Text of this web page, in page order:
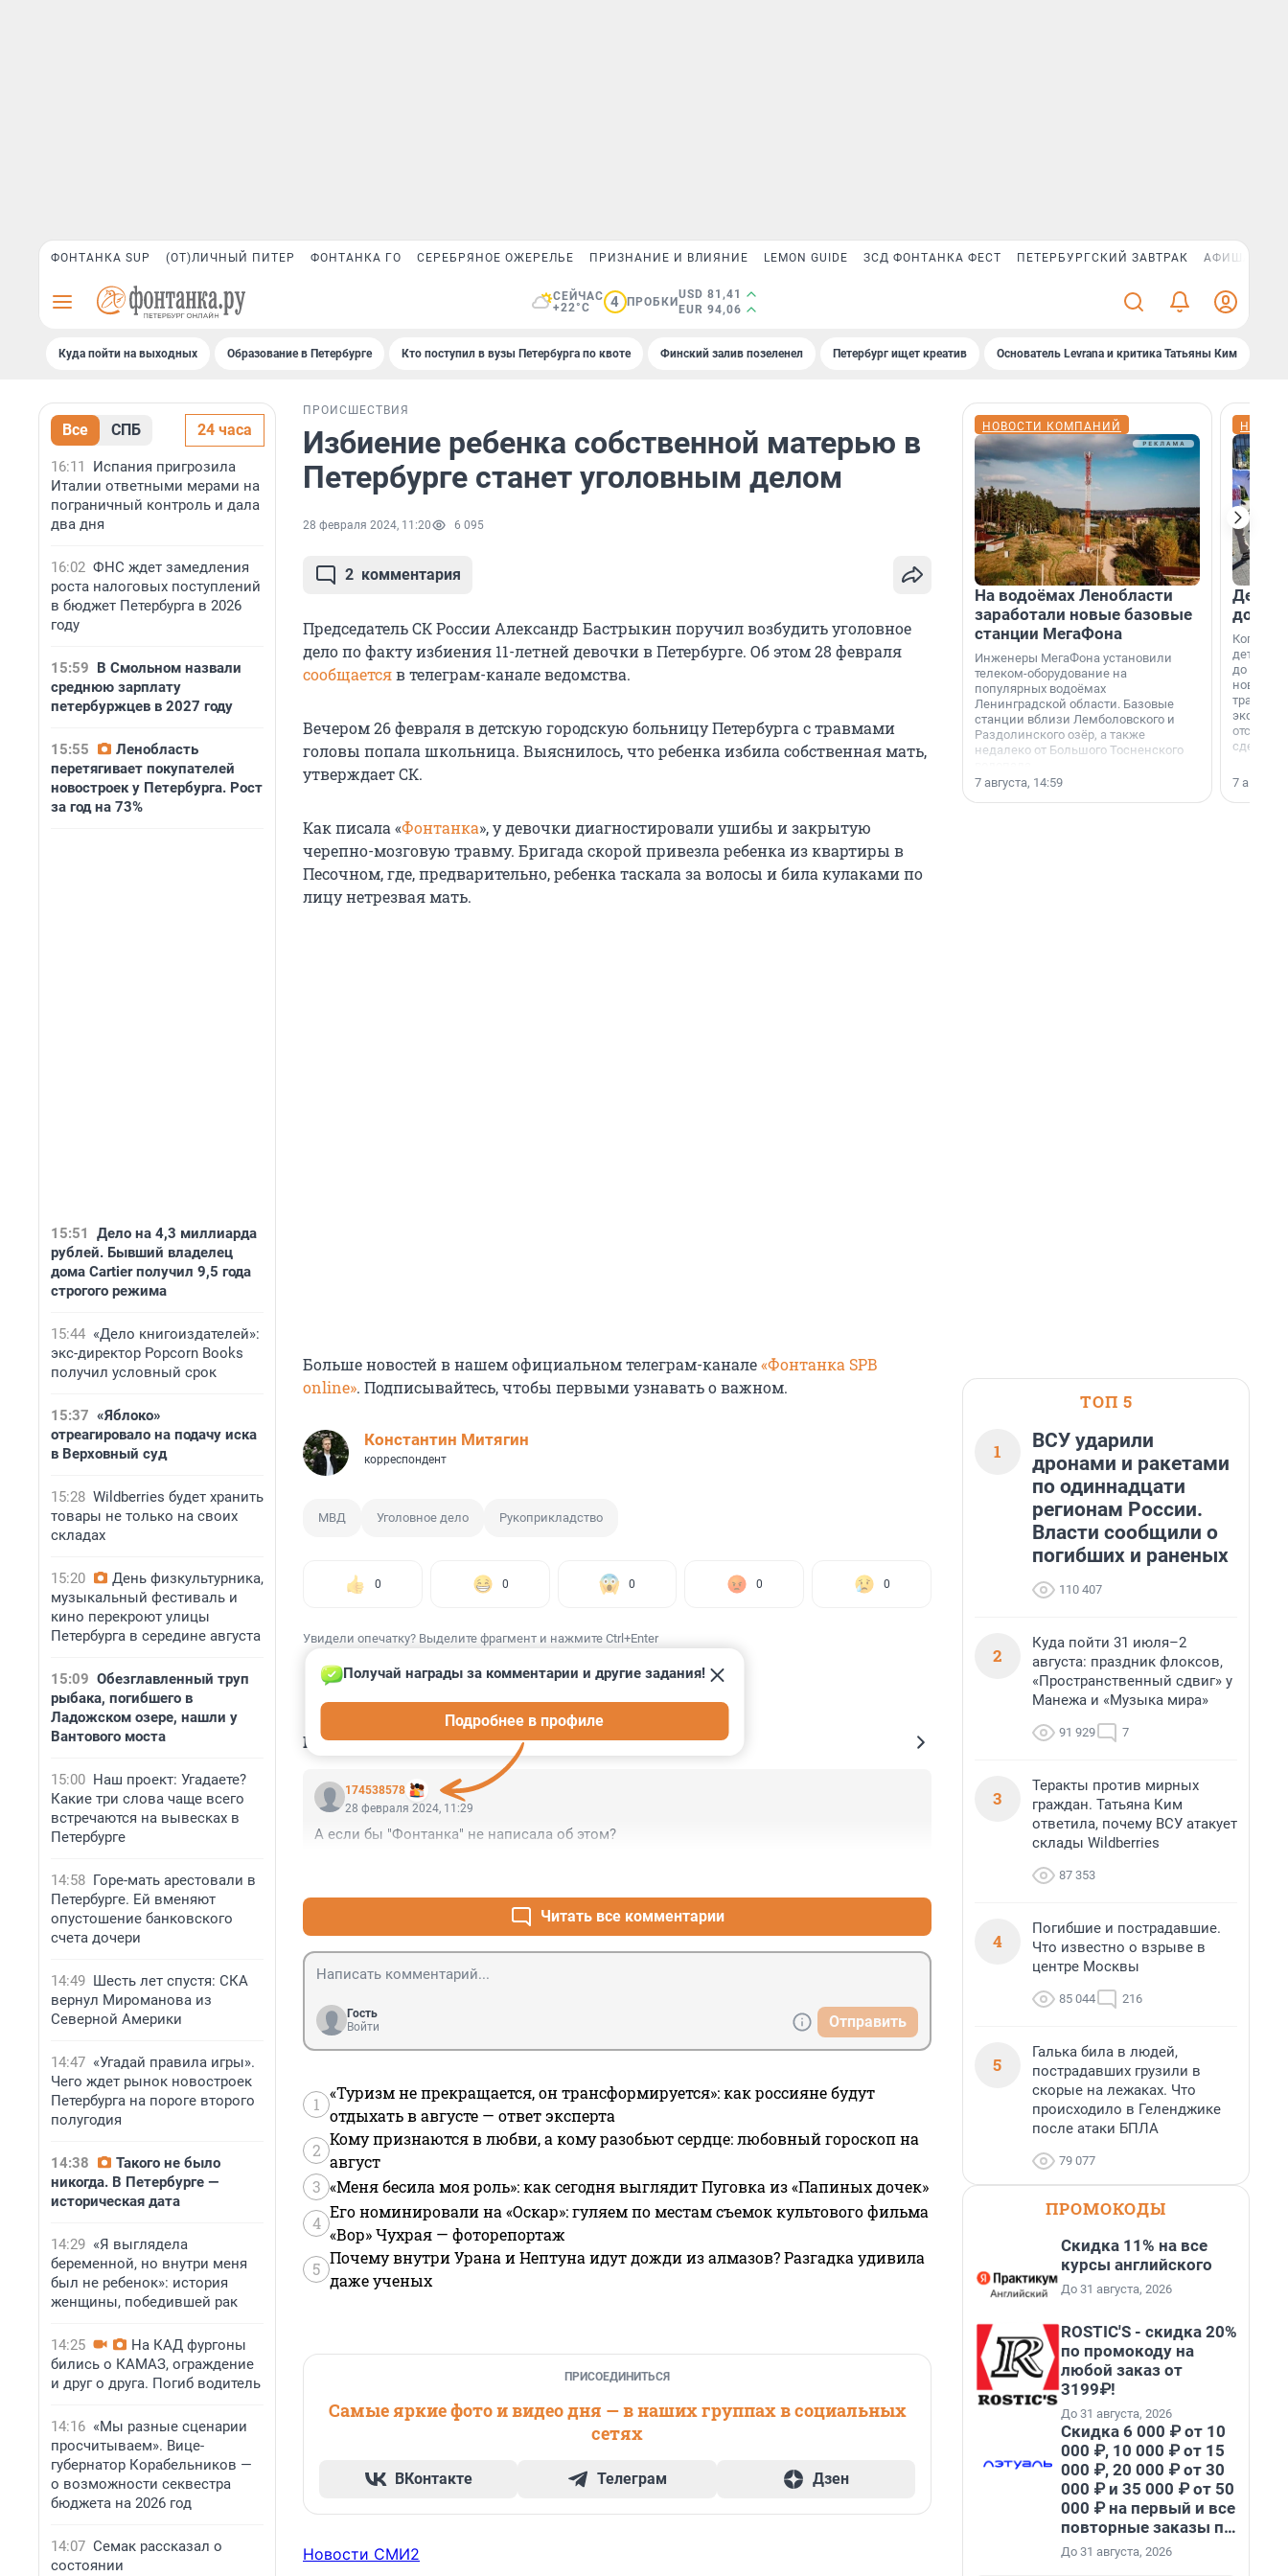
ФОНТАНКА SUP (ОТ)ЛИЧНЫЙ ПИТЕР ФОНТАНКА ГО СЕРЕБРЯНОЕ ОЖЕРЕЛЬЕ ПРИЗНАНИЕ И ВЛИЯНИЕ LEMON GUIDE ЗСД ФОНТАНКА ФЕСТ ПЕТЕРБУРГСКИЙ ЗАВТРАК АФИША PLUS
СЕЙЧАС
+22°C
4 ПРОБКИ
USD 81,41
EUR 94,06
Куда пойти на выходных Образование в Петербурге Кто поступил в вузы Петербурга по квоте Финский залив позеленел Петербург ищет креатив Основатель Levrana и критика Татьяны Ким
Все СПБ 24 часа
16:11
Испания пригрозила
Италии ответными мерами на
пограничный контроль и дала
два дня
16:02 ФНС ждет замедления
роста налоговых поступлений
в бюджет Петербурга в 2026
году
15:59 В Смольном назвали
среднюю зарплату
петербуржцев в 2027 году
15:55
Ленобласть
перетягивает покупателей
новостроек у Петербурга. Рост
за год на 73%
15:51
Дело на 4,3 миллиарда
рублей. Бывший владелец
дома Cartier получил 9,5 года
строгого режима
15:44 «Дело книгоиздателей»:
экс-директор Popcorn Books
получил условный срок
15:37 «Яблоко»
отреагировало на подачу иска
в Верховный суд
15:28 Wildberries будет хранить
товары не только на своих
складах
15:20
День физкультурника,
музыкальный фестиваль и
кино перекроют улицы
Петербурга в середине августа
15:09 Обезглавленный труп
рыбака, погибшего в
Ладожском озере, нашли у
Вантового моста
15:00 Наш проект: Угадаете?
Какие три слова чаще всего
встречаются на вывесках в
Петербурге
14:58 Горе-мать арестовали в
Петербурге. Ей вменяют
опустошение банковского
счета дочери
14:49 Шесть лет спустя: СКА
вернул Мироманова из
Северной Америки
14:47 «Угадай правила игры».
Чего ждет рынок новостроек
Петербурга на пороге второго
полугодия
14:38
Такого не было
никогда. В Петербурге —
историческая дата
14:29 «Я выглядела
беременной, но внутри меня
был не ребенок»: история
женщины, победившей рак
14:25
На КАД фургоны
бились о КАМАЗ, ограждение
и друг о друга. Погиб водитель
14:16 «Мы разные сценарии
просчитываем». Вице-
губернатор Корабельников —
о возможности секвестра
бюджета на 2026 год
14:07 Семак рассказал о
состоянии
ПРОИСШЕСТВИЯ
Избиение ребенка собственной матерью в
Петербурге станет уголовным делом
28 февраля 2024, 11:20 6 095
2 комментария
Председатель СК России Александр Бастрыкин поручил возбудить уголовное
дело по факту избиения 11-летней девочки в Петербурге. Об этом 28 февраля
сообщаетсяв телеграм-канале ведомства.
Вечером 26 февраля в детскую городскую больницу Петербурга с травмами
головы попала школьница. Выяснилось, что ребенка избила собственная мать,
утверждает СК.
Как писала «Фонтанка», у девочки диагностировали ушибы и закрытую
черепно-мозговую травму. Бригада скорой привезла ребенка из квартиры в
Песочном, где, предварительно, ребенка таскала за волосы и била кулаками по
лицу нетрезвая мать.
Больше новостей в нашем официальном телеграм-канале«Фонтанка SPB
online». Подписывайтесь, чтобы первыми узнавать о важном.
Константин Митягин
корреспондент
МВД Уголовное дело Рукоприкладство
0 0 0 0 0
Увидели опечатку? Выделите фрагмент и нажмите Ctrl+Enter
КОММЕНТАРИИ 2
174538578
Получай награды за комментарии и другие задания!
Подробнее в профиле
28 февраля 2024, 11:29
А если бы "Фонтанка" не написала об этом?
Читать все комментарии
Гость
Войти
Отправить
1
«Туризм не прекращается, он трансформируется»: как россияне будут
отдыхать в августе — ответ эксперта
2
Кому признаются в любви, а кому разобьют сердце: любовный гороскоп на
август
3 «Меня бесила моя роль»: как сегодня выглядит Пуговка из «Папиных дочек»
4
Его номинировали на «Оскар»: гуляем по местам съемок культового фильма
«Вор» Чухрая — фоторепортаж
5
Почему внутри Урана и Нептуна идут дожди из алмазов? Разгадка удивила
даже ученых
ПРИСОЕДИНИТЬСЯ
Самые яркие фото и видео дня — в наших группах в социальных
сетях
ВКонтакте Телеграм Дзен
Новости СМИ2
НОВОСТИ КОМПАНИЙ
На водоёмах Ленобласти
заработали новые базовые
станции МегаФона
Инженеры МегаФона установили
телеком-оборудование на
популярных водоёмах
Ленинградской области. Базовые
станции вблизи Лемболовского и
Раздолинского озёр, а также
недалеко от Большого Тосненского
7 августа, 14:59
Когда-
дети
до
новости
сделали
7
ТОП 5
1
ВСУ ударили
дронами и ракетами
по одиннадцати
регионам России.
Власти сообщили о
погибших и раненых
110 407
2
Куда пойти 31 июля–2
августа: праздник флоксов,
«Пространственный сдвиг» у
Манежа и «Музыка мира»
91 929 7
3
Теракты против мирных
граждан. Татьяна Ким
ответила, почему ВСУ атакует
склады Wildberries
87 353
4
Погибшие и пострадавшие.
Что известно о взрыве в
центре Москвы
85 044 216
5
Галька била в людей,
пострадавших грузили в
скорые на лежаках. Что
происходило в Геленджике
после атаки БПЛА
79 077
ПРОМОКОДЫ
Скидка 11% на все
курсы английского
До 31 августа, 2026
ROSTIC'S - скидка 20%
по промокоду на
любой заказ от
3199₽!
До 31 августа, 2026
Скидка 6 000 ₽ от 10
000 ₽, 10 000 ₽ от 15
000 ₽, 20 000 ₽ от 30
000 ₽ и 35 000 ₽ от 50
000 ₽ на первый и все
повторные заказы по
промокоду НАБЕРИ
До 31 августа, 2026